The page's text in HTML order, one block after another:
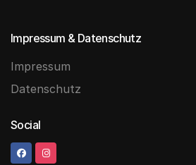
Impressum & Datenschutz
Impressum
Datenschutz
Social